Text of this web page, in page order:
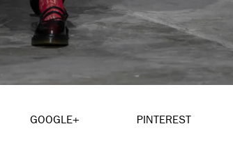
GOOGLE+ PINTEREST